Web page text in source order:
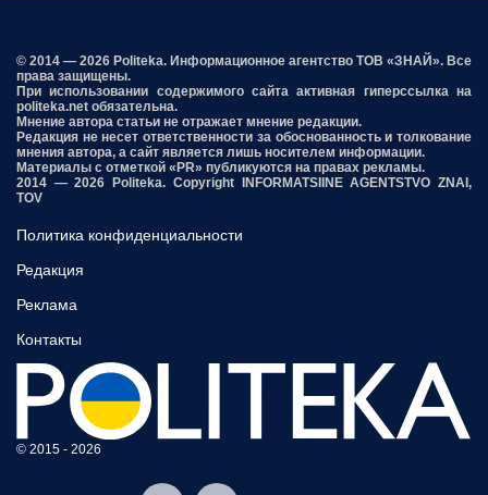
© 2014 — 2026 Politeka. Информационное агентство ТОВ «ЗНАЙ». Все
права защищены.
При использовании содержимого сайта активная гиперссылка на
politeka.net обязательна.
Мнение автора статьи не отражает мнение редакции.
Редакция не несет ответственности за обоснованность и толкование
мнения автора, а сайт является лишь носителем информации.
Материалы с отметкой «PR» публикуются на правах рекламы.
2014 — 2026 Politeka. Copyright INFORMATSIINE AGENTSTVO ZNAI,
TOV
Политика конфиденциальности
Редакция
Реклама
Контакты
© 2015 - 2026